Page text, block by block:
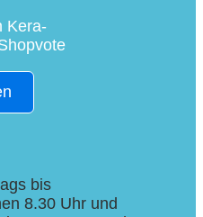
bis
8.30 Uhr und